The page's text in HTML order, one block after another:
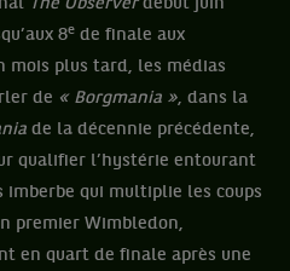
The Observerdébut juin
8e de finale aux
mois plus tard, les médias
de « Borgmania », dans la
de la décennie précédente,
qualifier l’hystérie entourant
imberbe qui multiplie les coups
premier Wimbledon,
en quart de finale après une